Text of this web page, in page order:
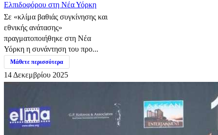
Ελπιδοφόρου στη Νέα Υόρκη
Σε «κλίμα βαθιάς συγκίνησης και
εθνικής ανάτασης»
πραγματοποιήθηκε στη Νέα
Υόρκη η συνάντηση του προ...
Μάθετε περισσότερα
14 Δεκεμβρίου 2025